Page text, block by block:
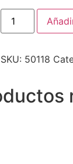
SKU: 50118